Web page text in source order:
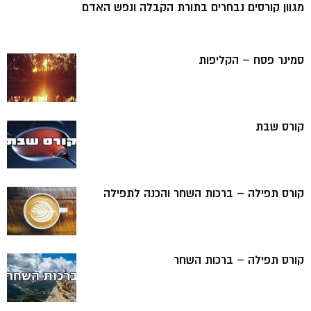
מגוון קורסים נבחרים בתורת הקבלה ונפש האדם
סמינר פסח – הקליפות
קורס שבת
קורס תפילה – ברכות השחר והכנה לתפילה
קורס תפילה – ברכות השחר